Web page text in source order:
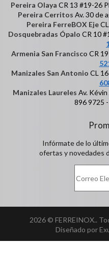
Pereira Olaya CR 13 #19-26
Pereira Cerritos Av. 30 de
Pereira FerreBOX Eje
Dosquebradas Ópalo CR 10
Armenia San Francisco CR
Manizales San Antonio CL
Manizales Laureles Av.
896 9725 -
Infórmate de lo
ofertas y novedades
2026 © FERREINOX..
Diseñado por